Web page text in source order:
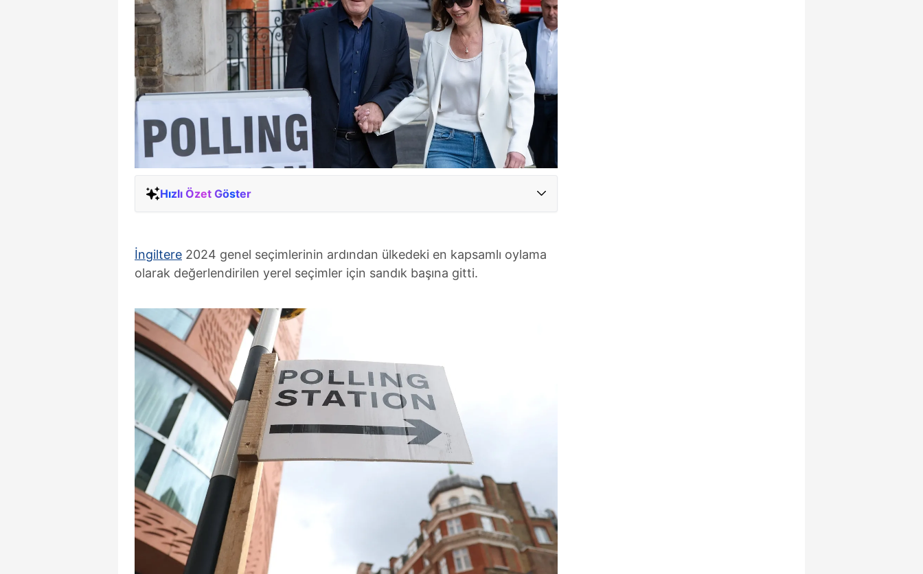
Hızlı Özet Göster
İngiltere 2024 genel seçimlerinin ardından ülkedeki en kapsamlı oylama
olarak değerlendirilen yerel seçimler için sandık başına gitti.